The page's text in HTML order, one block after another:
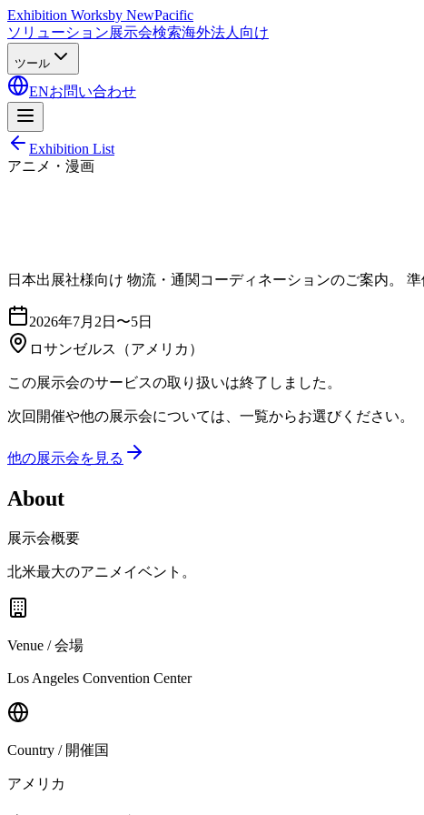
Exhibition Worksby NewPacific
ソリューション展示会検索海外法人向け
ツール
ENお問い合わせ
Exhibition List
アニメ・漫画
日本出展社様向け 物流・通関コーディネーションのご案内。
2026年7月2日〜5日
ロサンゼルス
（アメリカ）
この展示会のサービスの取り扱いは終了しました。
次回開催や他の展示会については、一覧からお選びください。
他の展示会を見る
About
展示会概要
北米最大のアニメイベント。
Venue / 会場
Los Angeles Convention Center
Country / 開催国
アメリカ